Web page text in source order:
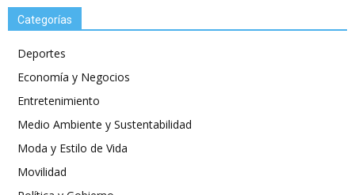
Categorías
Deportes
Economía y Negocios
Entretenimiento
Medio Ambiente y Sustentabilidad
Moda y Estilo de Vida
Movilidad